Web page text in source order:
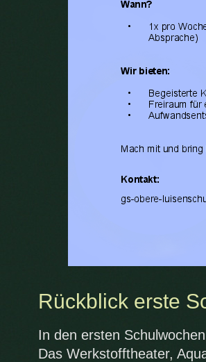
Rückblick erste
In den ersten
Das Werkstofftheater,